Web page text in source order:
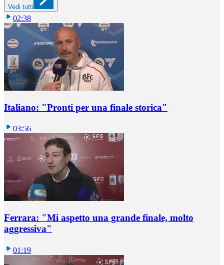
Vedi tutti
02:38
Italiano: "Pronti per una finale storica"
03:56
Ferrara: "Mi aspetto una grande finale, molto
aggressiva"
01:19